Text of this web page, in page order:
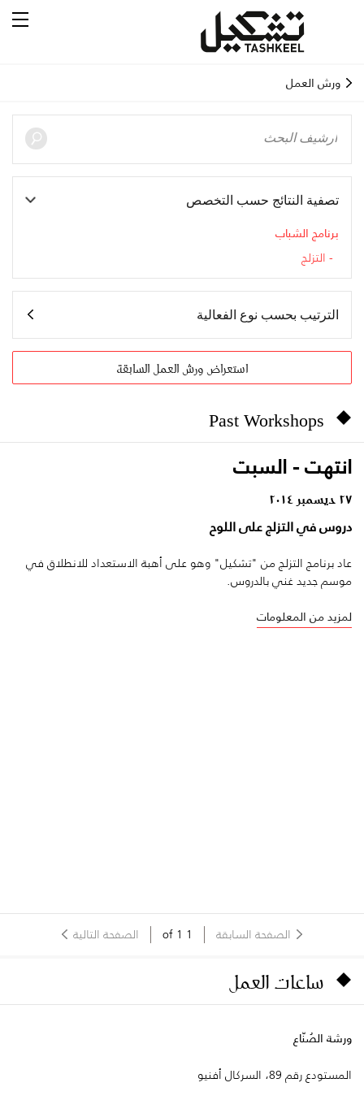
ورش العمل
تصفية النتائج حسب التخصص
برنامج الشباب
التزلج
الترتيب بحسب نوع الفعالية
استعراض ورش العمل السابقة
Past Workshops
انتهت - السبت
٢٧ ديسمبر ٢٠١٤
دروس في التزلج على اللوح
عاد برنامج التزلج من "تشكيل" وهو على أهبة الاستعداد للانطلاق في
موسم جديد غني بالدروس.
لمزيد من المعلومات
الصفحة السابقة 1
1 الصفحة التالية
ساعات العمل
ورشة الصُنّاع
المستودع رقم 89، السركال أفنيو